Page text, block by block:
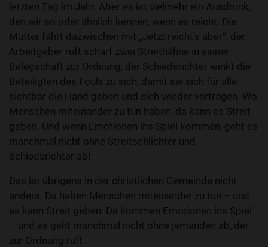
letzten Tag im Jahr. Aber es ist vielmehr ein Ausdruck,
den wir so oder ähnlich kennen, wenn es reicht. Die
Mutter fährt dazwischen mit „Jetzt reicht’s aber“, der
Arbeitgeber ruft scharf zwei Streithähne in seiner
Belegschaft zur Ordnung, der Schiedsrichter winkt die
Beteiligten des Fouls zu sich, damit sie sich für alle
sichtbar die Hand geben und sich wieder vertragen. Wo
Menschen miteinander zu tun haben, da kann es Streit
geben. Und wenn Emotionen ins Spiel kommen, geht es
manchmal nicht ohne Streitschlichter und
Schiedsrichter ab!
Das ist übrigens in der christlichen Gemeinde nicht
anders. Da haben Menschen miteinander zu tun – und
es kann Streit geben. Da kommen Emotionen ins Spiel
– und es geht manchmal nicht ohne jemanden ab, der
zur Ordnung ruft.